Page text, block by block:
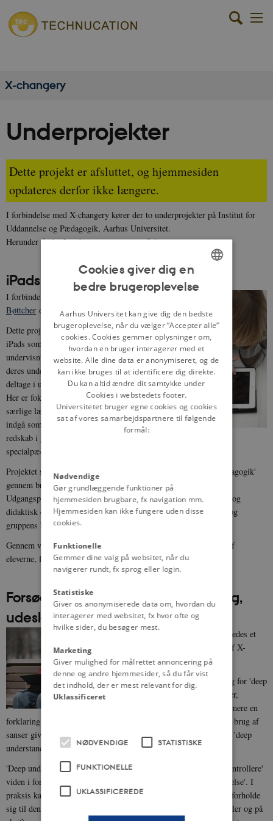
X-changery
Underprojekter
Dette projekt er afsluttet, og hjemmesiden
opdateres derfor ikke længere.
I forbindelse med X-changery kører der to underprojekter på Institut for
Uddannelse og Pædagogik, Aarhus Universitet.
Herunder finder I en kort præsentation af disse.
iPads påvirkning
I forbindelse med X-changery løberLouise
Bøttcher og Anders Jensens underprojekt.
Dette projekt beskæftiger sig med, hvordan
iPads som genstand og som brug påvirker
undervisningen, lærernes måde at organisere
deres undervisning på, og elevernes måde at
deltage i undervisningen på.
Her er fokus på brugen af iPads til børn med
særlige læringsbehov, og hvordan iPads kan
indgå som et relevant didaktisk og pædagogisk
redskab i grænsefladen mellem almen- og
specialpædagogik.
Projektet søger at afprøve og udvikle begrebet om 'universel pædagogik'
gennem brug af iPads til børn med særlige læringsbehov.
Udgangspunktet for at udvikle begrebet er et alment pædagogisk og
didaktisk dilemma: vægtningen mellem det enkelte barns behov og
gruppens behov.
Gennem videoobservationer følger de, såvel læreren som et par af
eleverne, for at udforske problemstillingen.
Forsøg med traditionel undervisning,
udeskole og iPad-undervisning
Theresa Schilhab
kører ligeledes et
underprojekt i forlængelse af X-
changery.
Dette projekt interesserer sig for 'deep
understanding' og undersøger,
hvorvidt vi kan komme nærmere en
forklaring af, hvordan det kropslige engagement og mere varieret brug af
sanser giver sig udtryk i bedre erhvervelse af viden (forstået som ’deep
understanding’)?
'Deep understanding' handler især om den enkeltes evne til at 'kontrollere'
viden i form af 'access', 'integration', 'perspektivering og 'anvendelse'. I
praksis kan man styrke 'deep understanding' ved at lade eleverne forholde
sig til den nye viden, ved at afprøve den både begrebsligt, i samtaler og på
ENGLISH
Cookies giver dig en
bedre brugeroplevelse
Aarhus Universitet kan give dig den bedste
brugeroplevelse, når du vælger ”Accepter alle”
cookies. Cookies gemmer oplysninger om,
hvordan en bruger interagerer med et
website. Alle dine data er anonymiseret, og de
kan ikke bruges til at identificere dig direkte.
Du kan altid ændre dit samtykke under
Cookies i webstedets footer.
Universitetet bruger egne cookies og cookies
sat af vores samarbejdspartnere til følgende
formål:
Nødvendige
Gør grundlæggende funktioner på
hjemmesiden brugbare, fx navigation mm.
Hjemmesiden kan ikke fungere uden disse
cookies.
Funktionelle
Gemmer dine valg på websitet, når du
navigerer rundt, fx sprog eller login.
Statistiske
Giver os anonymiserede data om, hvordan du
interagerer med websitet, fx hvor ofte og
hvilke sider, du besøger mest.
Marketing
Giver mulighed for målrettet annoncering på
denne og andre hjemmesider, så du får vist
det indhold, der er mest relevant for dig.
Uklassificeret
NØDVENDIGE STATISTISKE
FUNKTIONELLE
UKLASSIFICEREDE